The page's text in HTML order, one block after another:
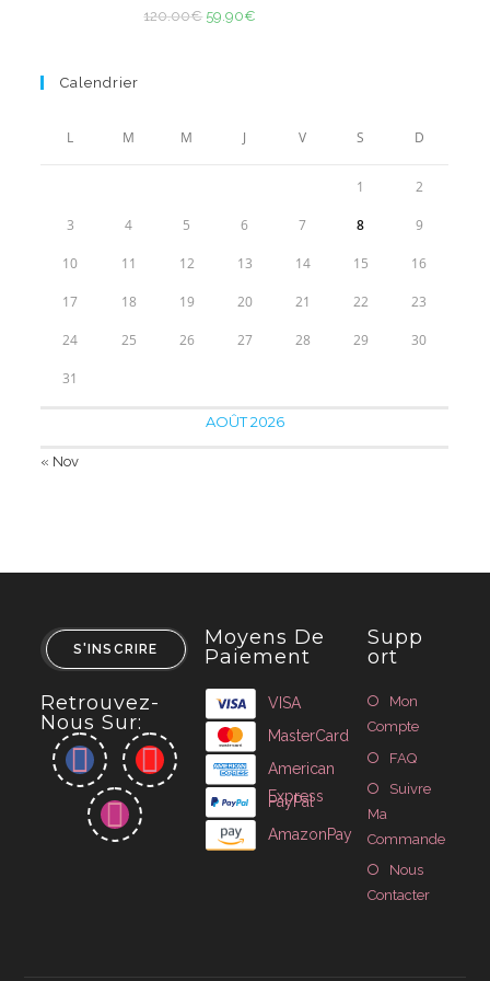
39.00€.21.90€.
120.00€ Le
59.90€
Calendrier
AOÛT 2026
L M M J V S D
1 2
3 4 5 6 7 8 9
10 11 12 13 14 15 16
17 18 19 20 21 22 23
24 25 26 27 28 29 30
31
« Nov
S'INSCRIRE
Retrouvez-
Nous Sur:
Moyens De
Paiement
VISA
MasterCard
American
Express
PayPal
AmazonPay
Supp
Ort
Mon
Compte
FAQ
Suivre
Ma
Commande
Nous
Contacter